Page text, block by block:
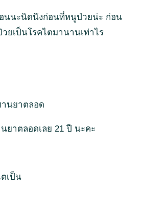
นนะนิดนึงก่อนที่หนูป่วยน่ะ ก่อน
ยเป็นโรคไตมานานเท่าไร
นยาตลอด
ยาตลอดเลย 21 ปี นะคะ
เป็น